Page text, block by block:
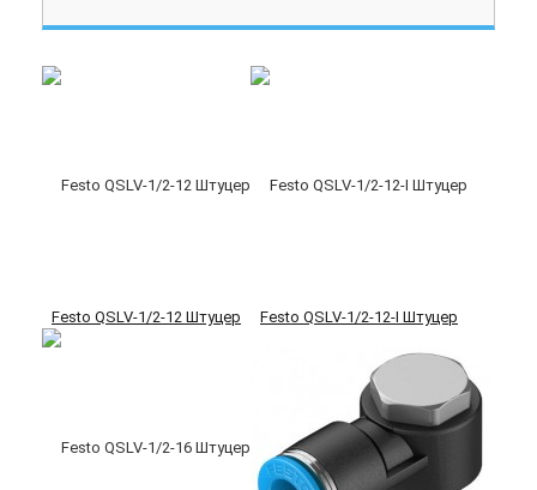
Festo QSLV-1/2-12 Штуцер Festo QSLV-1/2-12-I Штуцер